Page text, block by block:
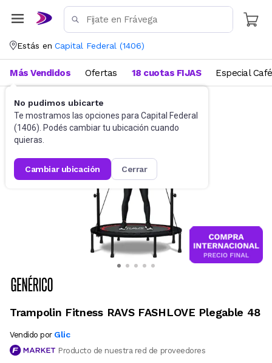
Estás en Capital Federal (1406)
No pudimos ubicarte
Te mostramos las opciones para Capital Federal
(1406). Podés cambiar tu ubicación cuando
quieras.
cambiar ubicación cerrar
Más Vendidos Ofertas 18 cuotas FIJAS Especial Café
Fitness Mini trampolín
Trampolin Fitness RAVS FASHLOVE Plegable 48
Vendido por Glic
Producto de nuestra red de proveedores